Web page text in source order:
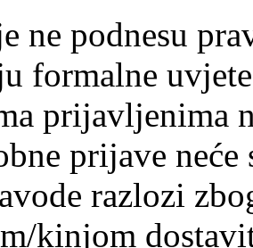
ne podnesu
formalne
prijavljenima
prijave
razlozi
kinjom